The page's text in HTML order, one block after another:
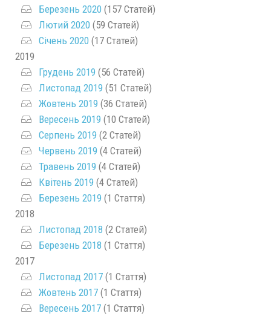
Березень 2020 (157 Статей)
Лютий 2020 (59 Статей)
Січень 2020 (17 Статей)
2019
Грудень 2019 (56 Статей)
Листопад 2019 (51 Статей)
Жовтень 2019 (36 Статей)
Вересень 2019 (10 Статей)
Серпень 2019 (2 Статей)
Червень 2019 (4 Статей)
Травень 2019 (4 Статей)
Квітень 2019 (4 Статей)
Березень 2019 (1 Стаття)
2018
Листопад 2018 (2 Статей)
Березень 2018 (1 Стаття)
2017
Листопад 2017 (1 Стаття)
Жовтень 2017 (1 Стаття)
Вересень 2017 (1 Стаття)